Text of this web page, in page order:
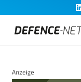
Anzeige